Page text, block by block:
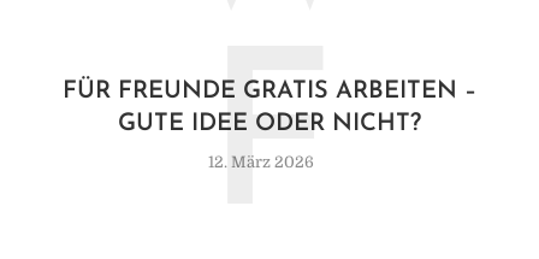
FÜR FREUNDE GRATIS ARBEITEN –
GUTE IDEE ODER NICHT?
12. März 2026
F